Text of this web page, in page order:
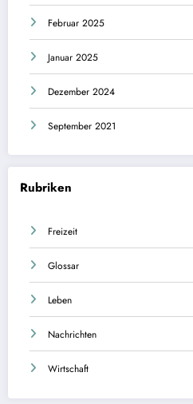
Februar 2025
Januar 2025
Dezember 2024
September 2021
Rubriken
Freizeit
Glossar
Leben
Nachrichten
Wirtschaft